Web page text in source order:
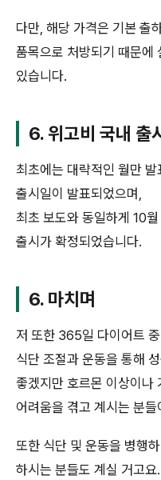
다만, 해당 가격은 기본 출
품목으로 처방되기 때문에
있습니다.
6. 위고비 국내 출
최초에는 대략적인 월만
출시일이 발표되었으며,
최초 보도와 동일하게 10월
출시가 확정되었습니다.
6. 마치며
저 또한 365일 다이어트 중
식단 조절과 운동을 통해
좋겠지만 호르몬 이상이나
어려움을 겪고 계시는 분
또한 식단 및 운동을 병행
하시는 분들도 계실 거고요.